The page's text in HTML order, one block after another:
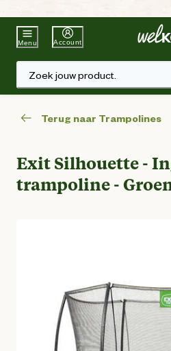
Beste
Menu Account
Zoek jouw product.
Terug naar Trampolines
Exit Silhouette -
trampoline -